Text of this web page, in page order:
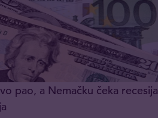
pao, a Nemačku čeka recesija